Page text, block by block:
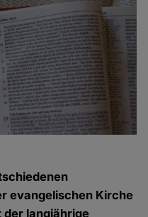
evangelischen Kirche
langjährige